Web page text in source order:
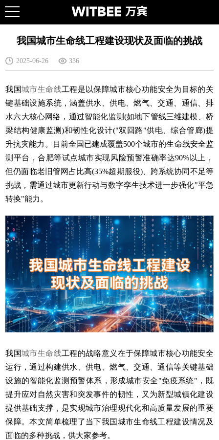
我国城市生命线工程建设现状及面临的挑战
2025-06-26 336
我国城市生命线工程是以保障城市核心功能安全为目标的关
键基础设施系统，涵盖供水、供电、燃气、交通、通信、排
水六大核心网络，通过智能化监测(如地下管线三维建模、桥
梁结构健康监测)和韧性化设计("双回路"供电、综合管廊)提
升抗灾能力。目前全国已建成覆盖500个城市的生命线安全监
测平台，合肥等试点城市实现风险预警准确率达90%以上，
但仍面临老旧管网占比高(35%超期服役)、跨系统协同不足等
挑战，需通过城市更新行动与数字孪生技术进一步强化"平急
转换"能力。
我国城市生命线工程的战略意义在于保障城市核心功能安全
运行，通过构建供水、供电、燃气、交通、通信等关键基础
设施的智能化监测预警体系，形成城市安全"免疫系统"，既
提升应对自然灾害和突发事件的韧性，又为新型城镇化建设
提供基础支撑，是实现城市治理现代化和高质量发展的重要
保障。本文简单梳理了当下我国城市生命线工程建设情况及
面临的多种挑战，供大家参考。